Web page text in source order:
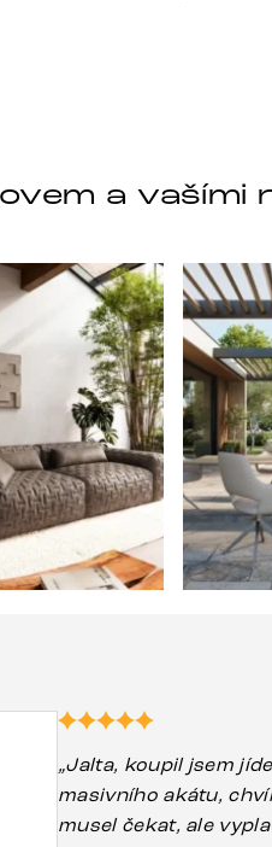
a vašími
v domov. Domo
se budeš těšit poStyl,
„Jalta, koupil jsem
masivního akátu,
musel čekat, ale